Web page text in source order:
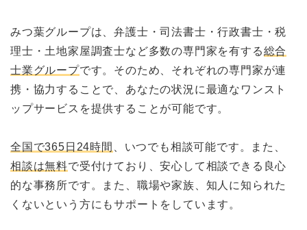
みつ葉グループは、弁護士・司法書士・行政書士・税
理士・土地家屋調査士など多数の専門家を有する総合
士業グループです。そのため、それぞれの専門家が連
携・協力することで、あなたの状況に最適なワンスト
ップサービスを提供することが可能です。
全国で365日24時間
、いつでも相談可能です。また、
相談は無料で受付けており、安心して相談できる良心
的な事務所です。また、職場や家族、知人に知られた
くないという方にもサポートをしています。